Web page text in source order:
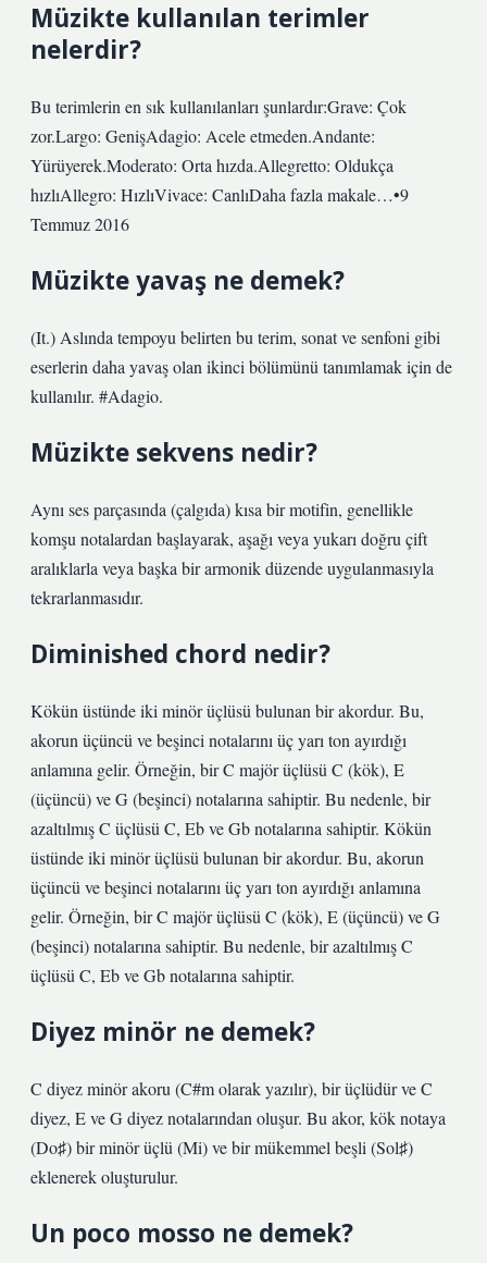
Müzikte kullanılan terimler
nelerdir?
Bu terimlerin en sık kullanılanları şunlardır:Grave: Çok
zor.Largo: GenişAdagio: Acele etmeden.Andante:
Yürüyerek.Moderato: Orta hızda.Allegretto: Oldukça
hızlıAllegro: HızlıVivace: CanlıDaha fazla makale…•9
Temmuz 2016
Müzikte yavaş ne demek?
(It.) Aslında tempoyu belirten bu terim, sonat ve senfoni gibi
eserlerin daha yavaş olan ikinci bölümünü tanımlamak için de
kullanılır. #Adagio.
Müzikte sekvens nedir?
Aynı ses parçasında (çalgıda) kısa bir motifin, genellikle
komşu notalardan başlayarak, aşağı veya yukarı doğru çift
aralıklarla veya başka bir armonik düzende uygulanmasıyla
tekrarlanmasıdır.
Diminished chord nedir?
Kökün üstünde iki minör üçlüsü bulunan bir akordur. Bu,
akorun üçüncü ve beşinci notalarını üç yarı ton ayırdığı
anlamına gelir. Örneğin, bir C majör üçlüsü C (kök), E
(üçüncü) ve G (beşinci) notalarına sahiptir. Bu nedenle, bir
azaltılmış C üçlüsü C, Eb ve Gb notalarına sahiptir. Kökün
üstünde iki minör üçlüsü bulunan bir akordur. Bu, akorun
üçüncü ve beşinci notalarını üç yarı ton ayırdığı anlamına
gelir. Örneğin, bir C majör üçlüsü C (kök), E (üçüncü) ve G
(beşinci) notalarına sahiptir. Bu nedenle, bir azaltılmış C
üçlüsü C, Eb ve Gb notalarına sahiptir.
Diyez minör ne demek?
C diyez minör akoru (C#m olarak yazılır), bir üçlüdür ve C
diyez, E ve G diyez notalarından oluşur. Bu akor, kök notaya
(Do♯) bir minör üçlü (Mi) ve bir mükemmel beşli (Sol♯)
eklenerek oluşturulur.
Un poco mosso ne demek?